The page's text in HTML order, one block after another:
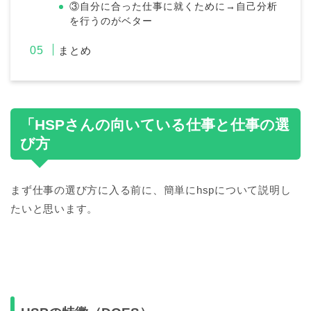
③自分に合った仕事に就くために→自己分析
を行うのがベター
まとめ
「HSPさんの向いている仕事と仕事の選
び方
まず仕事の選び方に入る前に、簡単にhspについて説明し
たいと思います。